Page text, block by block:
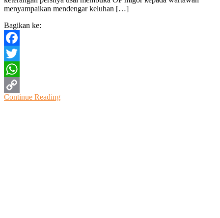
menyampaikan mendengar keluhan […]
Bagikan ke:
Facebook
Twitter
WhatsApp
Copy
Continue Reading